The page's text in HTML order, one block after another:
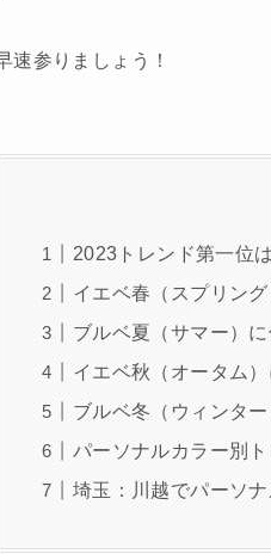
速参りましょう！
2023トレンド第一位
イエベ春（スプリン
ブルベ夏（サマー）
イエベ秋（オータム
ブルベ冬（ウィンタ
パーソナルカラー別
埼玉：川越でパーソ